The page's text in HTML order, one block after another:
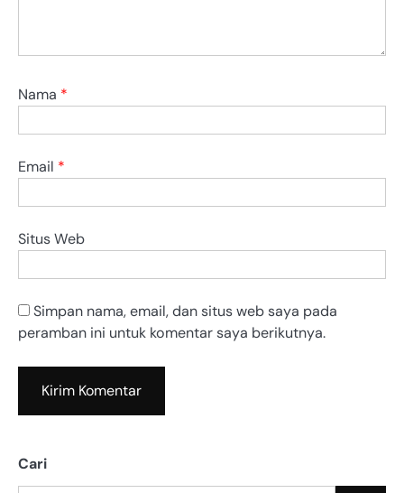
Nama *
Email *
Situs Web
Simpan nama, email, dan situs web saya pada
peramban ini untuk komentar saya berikutnya.
Cari